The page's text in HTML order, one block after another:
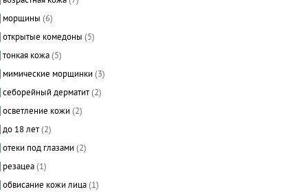
морщины (6)
открытые комедоны (5)
тонкая кожа (5)
мимические морщинки (3)
себорейный дерматит(2)
осветление кожи (2)
до 18 лет(2)
отеки под глазами (2)
резацеа (1)
обвисание кожи лица (1)